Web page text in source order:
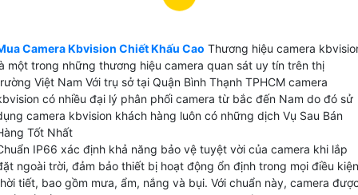
analog thông thường là HD CVI với chất lượng hình ảnh
dự án nhà nước do tính bảo mật cao dễ dàng tích
nhiều hệ thống.
Camera Kbvision Sản Xuất Ở Đâu
phẩm được sản xuất và nhập khẩu nguyên chiết từ Trung Quốc có nguồn
Camera Kbvision Chiết Khấu Cao Thương hiệu camera
một trong những thương hiệu camera quan sát uy tín trên thị
Việt Nam Với trụ sở tại Quận Bình Thạnh TPHCM camera
có nhiều đại lý phân phối camera từ bắc đến Nam do đó sử
camera kbvision khách hàng luôn có những dịch Vụ Sau Bán
Tốt Nhất
IP66 xác định khả năng bảo vệ tuyệt vời của camera khi lắp
ngoài trời, đảm bảo thiết bị hoạt động ổn định trong mọi điều kiện
tiết, bao gồm mưa, ẩm, nắng và bụi. Với chuẩn này, camera